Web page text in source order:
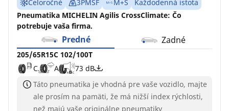
Celoročné 3PMSF M+S
Každodenná istota
Pneumatika MICHELIN Agilis CrossClimate: Čo
potrebuje vaša firma.
Predné Zadné
205/65R15C 102/100T
C
A 73 dB
Táto pneumatika je vhodná pre vaše vozidlo, majte
ale prosím na pamäti, že má nižší index rýchlosti,
než majú vaše originálne pneumatiky